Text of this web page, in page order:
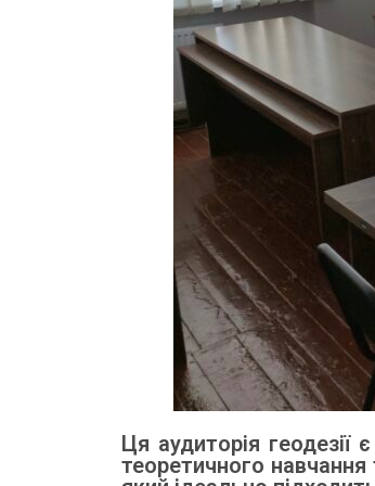
Ця аудиторія
теоретичного